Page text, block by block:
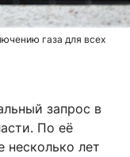
газа для всех
запрос в
По её
лет